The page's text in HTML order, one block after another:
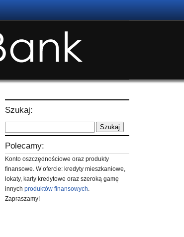
Szukaj:
Polecamy:
Konto oszczędnościowe oraz produkty
finansowe. W ofercie: kredyty mieszkaniowe,
lokaty, karty kredytowe oraz szeroką gamę
innych produktów finansowych.
Zapraszamy!